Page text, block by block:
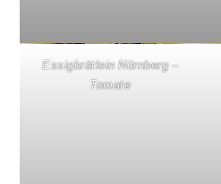
Essigbrätlein Nürnberg –
Tomate